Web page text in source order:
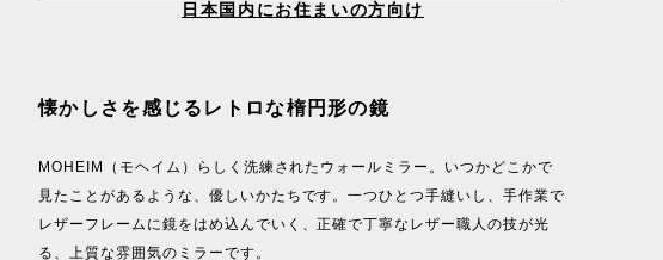
日本国内にお住まいの方向け
懐かしさを感じるレトロな楕円形の鏡
MOHEIM（モヘイム）らしく洗練されたウォールミラー。いつかどこかで
見たことがあるような、優しいかたちです。一つひとつ手縫いし、手作業で
レザーフレームに鏡をはめ込んでいく、正確で丁寧なレザー職人の技が光
る、上質な雰囲気のミラーです。